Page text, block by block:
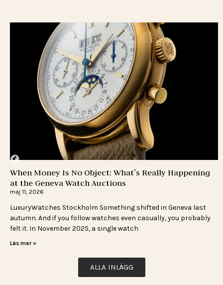
When Money Is No Object: What’s Really Happening
at the Geneva Watch Auctions
maj 11, 2026
LuxuryWatches Stockholm Something shifted in Geneva last
autumn. And if you follow watches even casually, you probably
felt it. In November 2025, a single watch
Läs mer »
ALLA INLÄGG